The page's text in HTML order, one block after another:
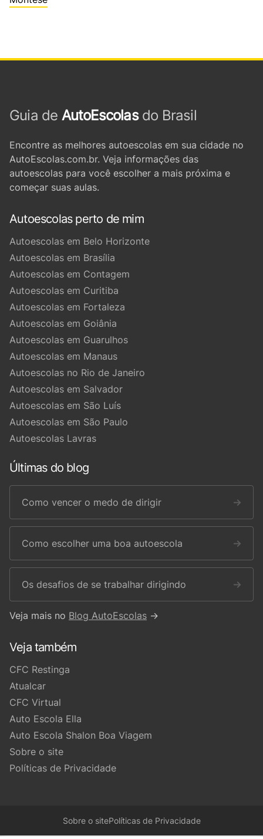
Guia de AutoEscolasdo Brasil
Encontre as melhores autoescolas em sua cidade no
AutoEscolas.com.br. Veja informações das
autoescolas para você escolher a mais próxima e
começar suas aulas.
Autoescolas perto de mim
Autoescolas em Belo Horizonte
Autoescolas em Brasília
Autoescolas em Contagem
Autoescolas em Curitiba
Autoescolas em Fortaleza
Autoescolas em Goiânia
Autoescolas em Guarulhos
Autoescolas em Manaus
Autoescolas no Rio de Janeiro
Autoescolas em Salvador
Autoescolas em São Luís
Autoescolas em São Paulo
Autoescolas Lavras
Últimas do blog
Como vencer o medo de dirigir →
Como escolher uma boa autoescola →
Os desafios de se trabalhar dirigindo →
Veja mais no Blog AutoEscolas →
Veja também
CFC Restinga
Atualcar
CFC Virtual
Auto Escola Ella
Auto Escola Shalon Boa Viagem
Sobre o site
Políticas de Privacidade
Sobre o sitePolíticas de Privacidade